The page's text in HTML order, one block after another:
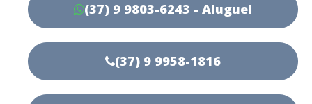
(37) 9 9803-6243 - Aluguel
(37) 9 9958-1816